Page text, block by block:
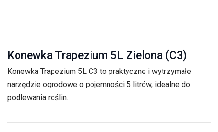
Konewka Trapezium 5L Zielona (C3)
Konewka Trapezium 5L C3 to praktyczne i wytrzymałe
narzędzie ogrodowe o pojemności 5 litrów, idealne do
podlewania roślin.